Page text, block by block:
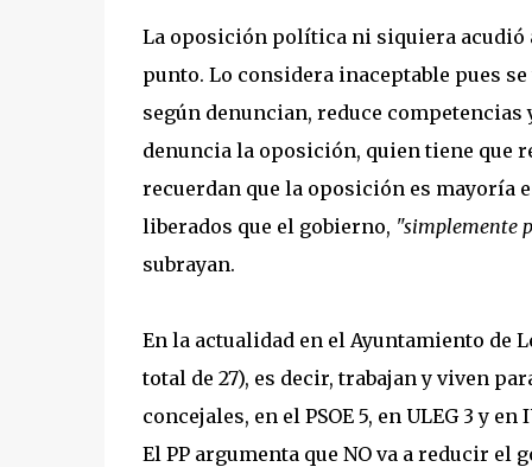
La oposición política ni siquiera acudió
punto. Lo considera inaceptable pues
según denuncian, reduce
denuncia la oposición, quien tiene que
recuerdan que la oposición es mayoría
liberados que el gobierno, "simplemente
subrayan.
En la actualidad en el Ayuntamiento de
total de 27), es decir, trabajan y viven
concejales, en el PSOE 5, en ULEG 3 y en
El PP argumenta que NO va a reducir